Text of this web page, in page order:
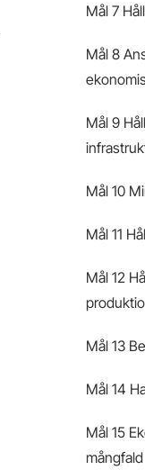
Mål 7
Mål 8
Mål 9
Mål 10
Mål 11
Mål 12
Mål 13
Mål 14
Mål 15
mångfald